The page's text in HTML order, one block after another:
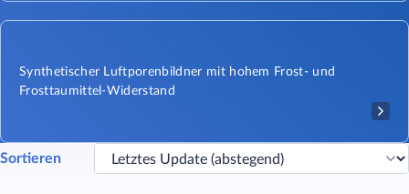
Synthetischer Luftporenbildner mit hohem Frost- und
Frosttaumittel-Widerstand
Sortieren